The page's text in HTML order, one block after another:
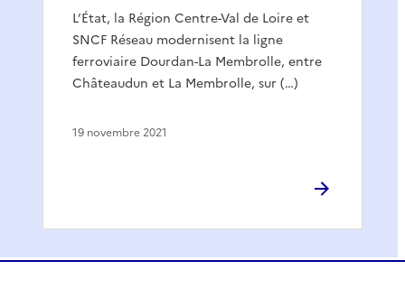
L’État, la Région Centre-Val de Loire et
SNCF Réseau modernisent la ligne
ferroviaire Dourdan-La Membrolle, entre
Châteaudun et La Membrolle, sur (…)
19 novembre 2021